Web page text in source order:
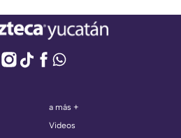
a más +
Videos